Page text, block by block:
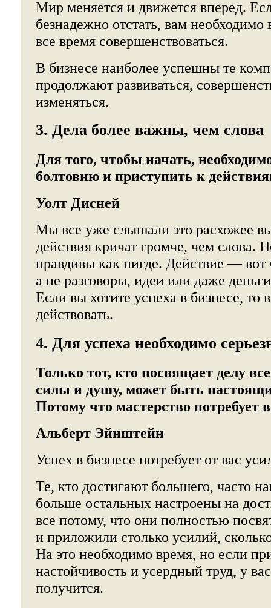
Мир меняется и движется вперед.
безнадежно отстать, вам необходимо
все время совершенствоваться.
В бизнесе наиболее успешны те
продолжают развиваться,
изменяться.
3. Дела более важны, чем слова
Для того, чтобы начать,
болтовню и приступить к
Уолт Дисней
Мы все уже слышали это расхожее
действия кричат громче, чем слова.
правдивы как нигде. Действие — вот
а не разговоры, идеи или даже
Если вы хотите успеха в бизнесе, то
действовать.
4. Для успеха необходимо
Только тот, кто посвящает делу
силы и душу, может быть
Потому что мастерство потребует
Альберт Эйнштейн
Успех в бизнесе потребует от вас
Те, кто достигают большего, часто
больше остальных настроены на
все потому, что они полностью
и приложили столько усилий,
На это необходимо время, но если
настойчивость и усердный труд, у
получится.